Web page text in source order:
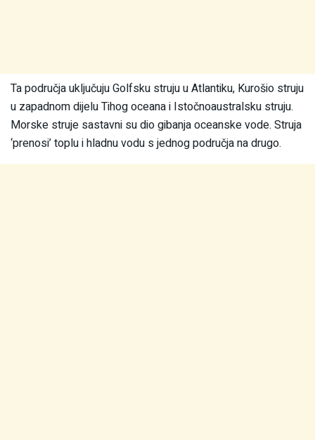
Ta područja uključuju Golfsku struju u Atlantiku, Kurošio struju
u zapadnom dijelu Tihog oceana i Istočnoaustralsku struju.
Morske struje sastavni su dio gibanja oceanske vode. Struja
‘prenosi’ toplu i hladnu vodu s jednog područja na drugo.